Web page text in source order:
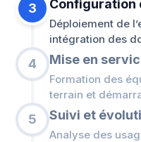
3 Configuration
Déploiement de
intégration des
4 Mise en
Formation des
terrain et
5 Suivi et
Analyse des